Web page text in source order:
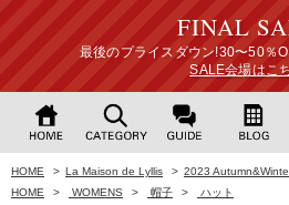
FINAL
最後のプライスダウン!30〜50％
SALE会場はこ
HOME > La Maison de Lyllis > 2023
HOME
> WOMENS > 帽子 >
ハット